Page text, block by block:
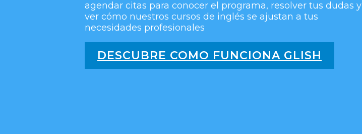
agendar citas para conocer el programa, resolver tus dudas y
ver cómo nuestros cursos de inglés se ajustan a tus
necesidades profesionales
DESCUBRE COMO FUNCIONA GLISH